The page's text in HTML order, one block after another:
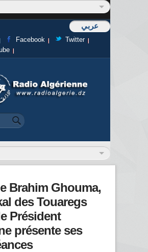
عربي
Facebook
Twitter
de recherche
Brahim Ghouma,
des Touaregs
Président
présente ses